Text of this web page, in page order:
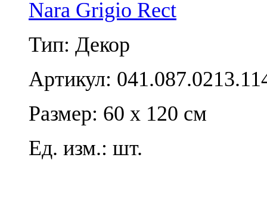
Nara Grigio Rect
Тип: Декор
Артикул:
Размер: 60 x 120 см
Ед. изм.: шт.